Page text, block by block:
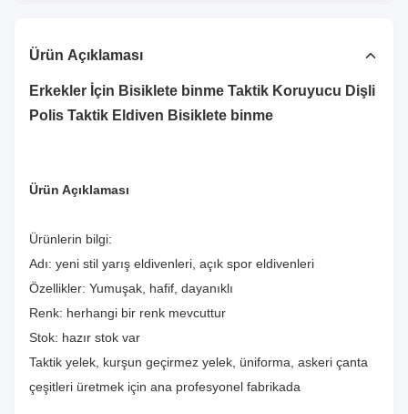
Ürün Açıklaması
Erkekler İçin Bisiklete binme Taktik Koruyucu Dişli
Polis Taktik Eldiven Bisiklete binme
Ürün Açıklaması
Ürünlerin bilgi:
Adı: yeni stil yarış eldivenleri, açık spor eldivenleri
Özellikler: Yumuşak, hafif, dayanıklı
Renk: herhangi bir renk mevcuttur
Stok: hazır stok var
Taktik yelek, kurşun geçirmez yelek, üniforma, askeri çanta
çeşitleri üretmek için ana profesyonel fabrikada